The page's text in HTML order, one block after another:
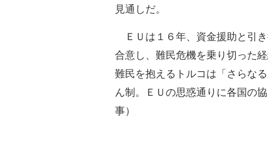
見通しだ。
ＥＵは１６年、資金援助と引
合意し、難民危機を乗り切った
難民を抱えるトルコは「さらな
ん制。ＥＵの思惑通りに各国の
事）